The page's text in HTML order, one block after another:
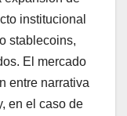
institucional
stablecoins,
El mercado
entre narrativa
en el caso de